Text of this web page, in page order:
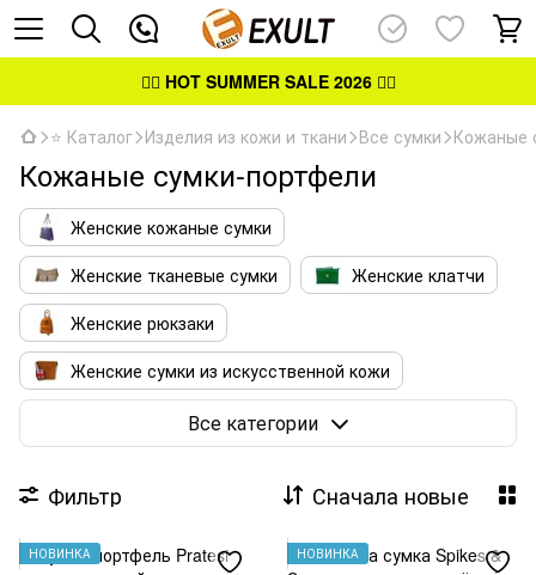
👉🏻 HOT SUMMER SALE 2026👈🏻
⭐ Каталог Изделия из кожи и ткани Все сумки Кожаные
Кожаные сумки-портфели
Женские кожаные сумки
Женские тканевые сумки
Женские клатчи
Женские рюкзаки
Женские сумки из искусственной кожи
Мужские кожаные сумки
Кожаные сумки-портфели
Тканевые сумки универсальные
Все категории
Фильтр Сначала новые
НОВИНКА НОВИНКА